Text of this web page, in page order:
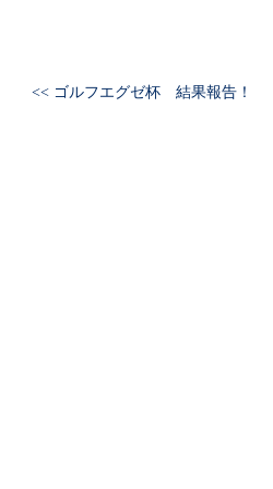
<< ゴルフエグゼ杯 結果報告！